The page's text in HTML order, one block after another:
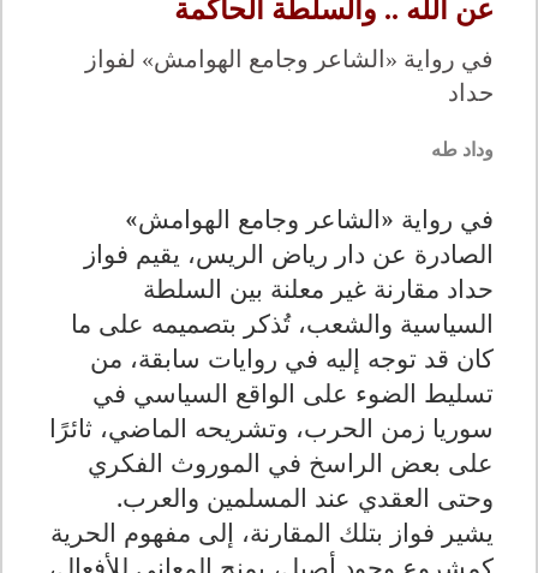
عن الله .. والسلطة الحاكمة
في رواية «الشاعر وجامع الهوامش» لفواز
حداد
وداد طه
في رواية «الشاعر وجامع الهوامش»
الصادرة عن دار رياض الريس، يقيم فواز
حداد مقارنة غير معلنة بين السلطة
السياسية والشعب، تُذكر بتصميمه على ما
كان قد توجه إليه في روايات سابقة، من
تسليط الضوء على الواقع السياسي في
سوريا زمن الحرب، وتشريحه الماضي، ثائرًا
على بعض الراسخ في الموروث الفكري
وحتى العقدي عند المسلمين والعرب.
يشير فواز بتلك المقارنة، إلى مفهوم الحرية